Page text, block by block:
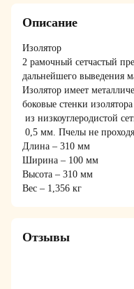
Описание
Изолятор
2 рамочный сетчастый
дальнейшего выведения
Изолятор имеет
боковые стенки
из низкоуглеродистой
0,5 мм. Пчелы не
Длина – 310 мм
Ширина – 100 мм
Высота – 310 мм
Вес – 1,356 кг
Отзывы